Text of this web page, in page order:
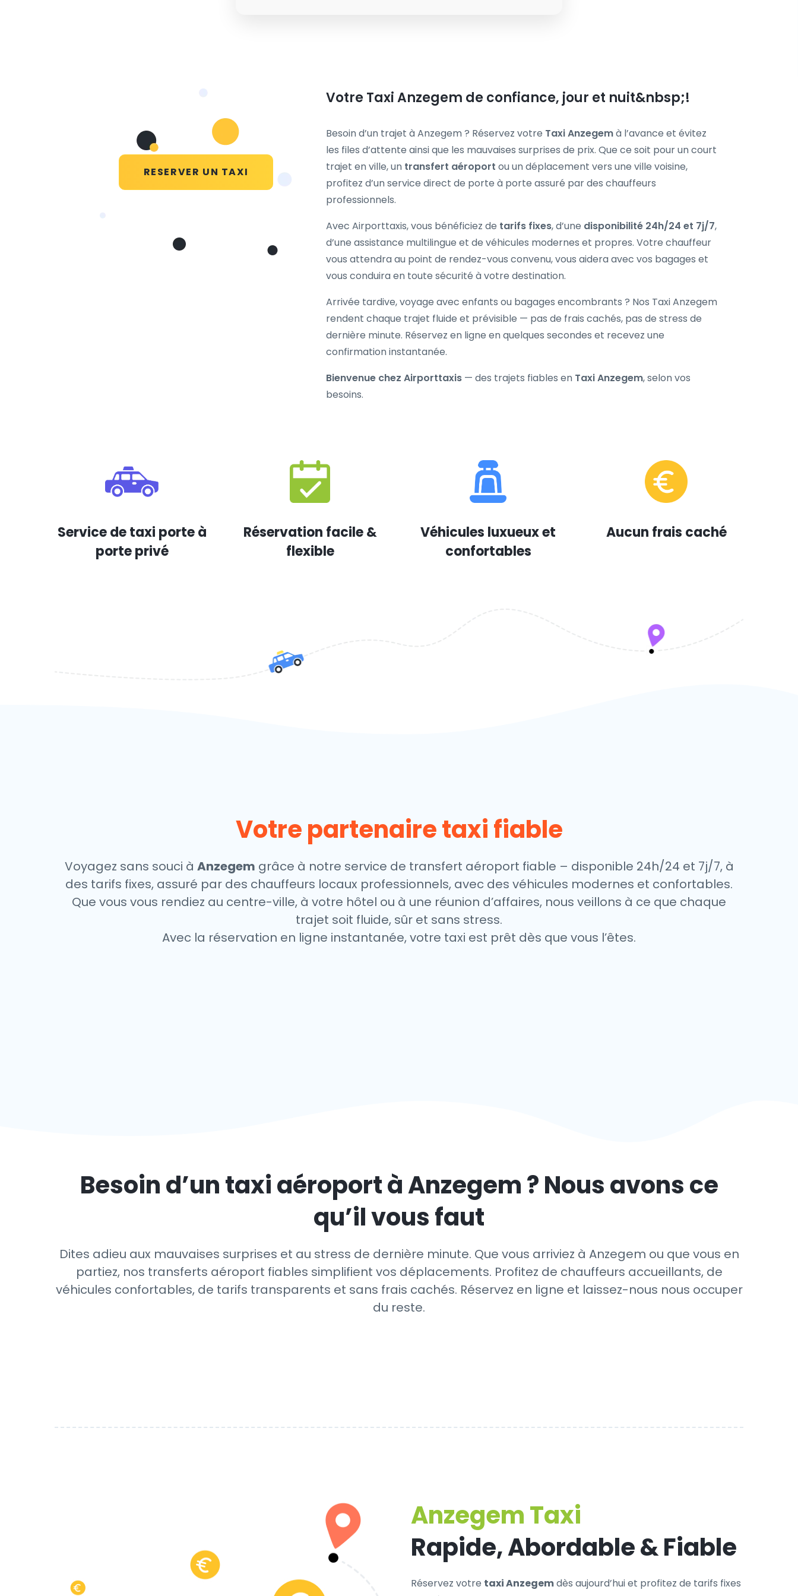
RESERVER UN TAXI
Votre Taxi Anzegem de confiance, jour et nuit&nbsp;!
Besoin d’un trajet à Anzegem ? Réservez votre Taxi Anzegemà l’avance et évitez
les files d’attente ainsi que les mauvaises surprises de prix. Que ce soit pour un court
trajet en ville, un transfert aéroport ou un déplacement vers une ville voisine,
profitez d’un service direct de porte à porte assuré par des chauffeurs
professionnels.
Avec Airporttaxis, vous bénéficiez de tarifs fixes, d’une disponibilité 24h/24 et 7j/7,
d’une assistance multilingue et de véhicules modernes et propres. Votre chauffeur
vous attendra au point de rendez-vous convenu, vous aidera avec vos bagages et
vous conduira en toute sécurité à votre destination.
Arrivée tardive, voyage avec enfants ou bagages encombrants ? Nos Taxi Anzegem
rendent chaque trajet fluide et prévisible — pas de frais cachés, pas de stress de
dernière minute. Réservez en ligne en quelques secondes et recevez une
confirmation instantanée.
Bienvenue chez Airporttaxis — des trajets fiables en Taxi Anzegem, selon vos
besoins.
Service de taxi porte à
porte privé
Réservation facile &
flexible
Véhicules luxueux et
confortables
Aucun frais caché
Votre partenaire taxi fiable
Voyagez sans souci à Anzegem grâce à notre service de transfert aéroport fiable – disponible 24h/24 et 7j/7, à
des tarifs fixes, assuré par des chauffeurs locaux professionnels, avec des véhicules modernes et confortables.
Que vous vous rendiez au centre-ville, à votre hôtel ou à une réunion d’affaires, nous veillons à ce que chaque
trajet soit fluide, sûr et sans stress.
Avec la réservation en ligne instantanée, votre taxi est prêt dès que vous l’êtes.
Besoin d’un taxi aéroport àAnzegem? Nous avons ce
qu’il vous faut
Dites adieu aux mauvaises surprises et au stress de dernière minute. Que vous arriviez à Anzegem ou que vous en
partiez, nos transferts aéroport fiables simplifient vos déplacements. Profitez de chauffeurs accueillants, de
véhicules confortables, de tarifs transparents et sans frais cachés. Réservez en ligne et laissez-nous nous occuper
du reste.
Anzegem Taxi
Rapide, Abordable & Fiable
Réservez votre taxi Anzegemdès aujourd’hui et profitez de tarifs fixes